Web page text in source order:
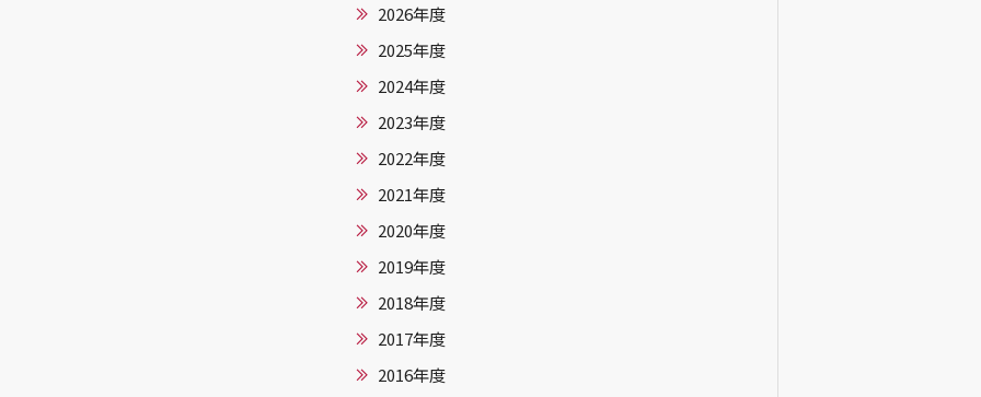
2026年度
2025年度
2024年度
2023年度
2022年度
2021年度
2020年度
2019年度
2018年度
2017年度
2016年度